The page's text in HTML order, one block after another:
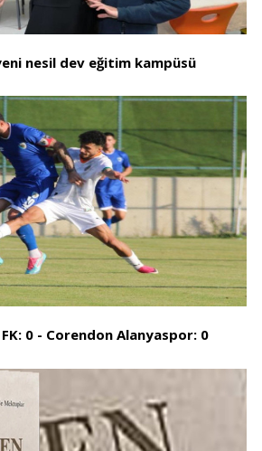
nesil dev eğitim kampüsü
0 - Corendon Alanyaspor: 0